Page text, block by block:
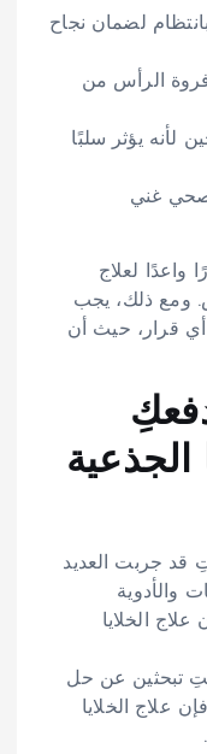
لضمان نجاح
الرأس من
لأنه يؤثر سلبًا
غني
واعدًا لعلاج
ومع ذلك، يجب
قرار، حيث أن
الجذعية
قد جربت العديد
والأدوية
الخلايا
تبحثين عن حل
علاج الخلايا